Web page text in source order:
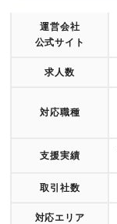
運営会社
公式サイト
求人数
対応職種
支援実績
取引社数
対応エリア